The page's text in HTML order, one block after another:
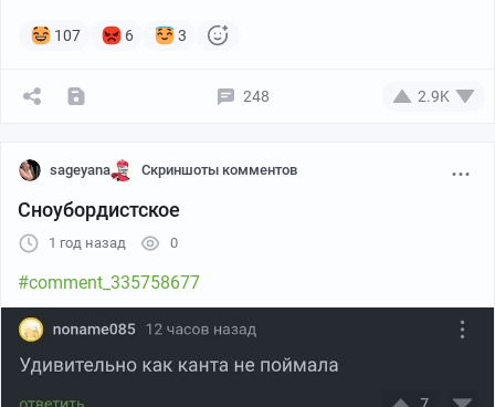
107 6 3
248 2.9K
sageyana Скриншоты комментов
Сноубордистское
1 год назад 0
#comment_335758677